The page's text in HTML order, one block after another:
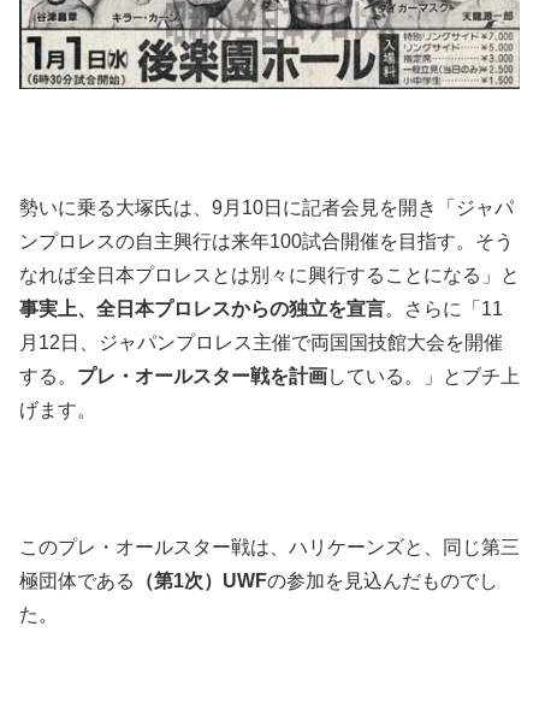
勢いに乗る大塚氏は、9月10日に記者会見を開き「ジャパ
ンプロレスの自主興行は来年100試合開催を目指す。そう
なれば全日本プロレスとは別々に興行することになる」と
事実上、全日本プロレスからの独立を宣言。さらに「11
月12日、ジャパンプロレス主催で両国国技館大会を開催
する。 プレ・オールスター戦を計画している。」とブチ上
げます。
このプレ・オールスター戦は、ハリケーンズと、同じ第三
極団体である
（第1次）UWFの参加を見込んだものでし
た。